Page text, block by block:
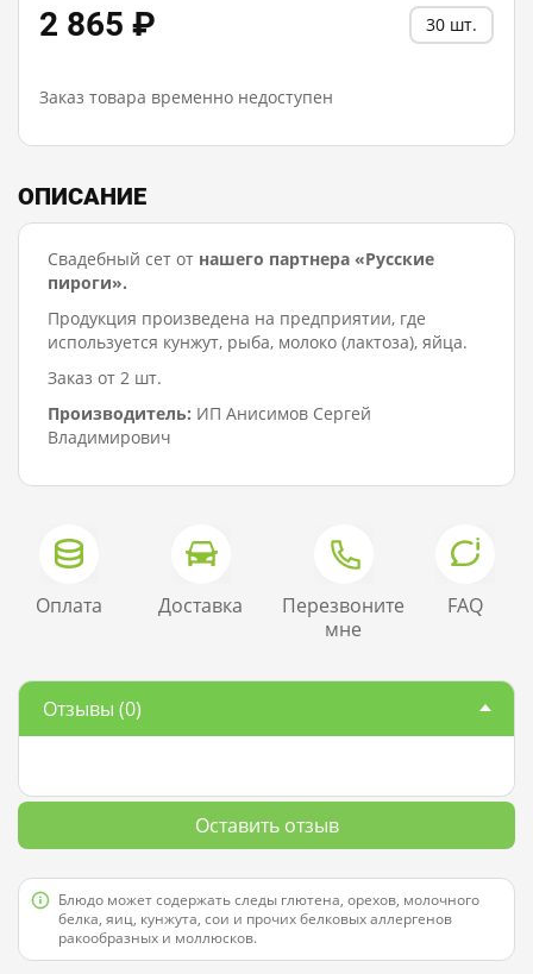
30 шт.
2 865 ₽
Заказ товара временно недоступен
ОПИСАНИЕ
Свадебный сет от нашего партнера «Русские
пироги».
Продукция произведена на предприятии, где
используется кунжут, рыба, молоко (лактоза), яйца.
Заказ от 2 шт.
Производитель: ИП Анисимов Сергей
Владимирович
Отзывы (0)
Оставить отзыв
Оплата Доставка
Перезвоните
мне
FAQ
Блюдо может содержать следы глютена, орехов, молочного
белка, яиц, кунжута, сои и прочих белковых аллергенов
ракообразных и моллюсков.